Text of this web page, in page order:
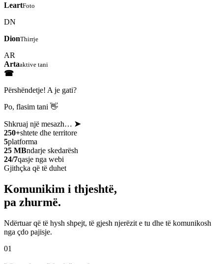
LeartFoto
DN
DionThirrje
AR
Artaaktive tani
☎
Përshëndetje! A je gati?
Po, flasim tani 👋
Shkruaj një mesazh… ➤
250+shtete dhe territore
5platforma
25 MBndarje skedarësh
24/7qasje nga webi
Gjithçka që të duhet
Komunikim i thjeshtë,
pa zhurmë.
Ndërtuar që të hysh shpejt, të gjesh njerëzit e tu dhe të komunikosh
nga çdo pajisje.
01